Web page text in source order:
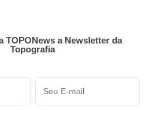
TOPONews a Newsletter da
Topografia